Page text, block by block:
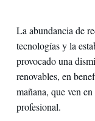
La abundancia de
tecnologías y la
provocado una
renovables, en
mañana, que ven
profesional.